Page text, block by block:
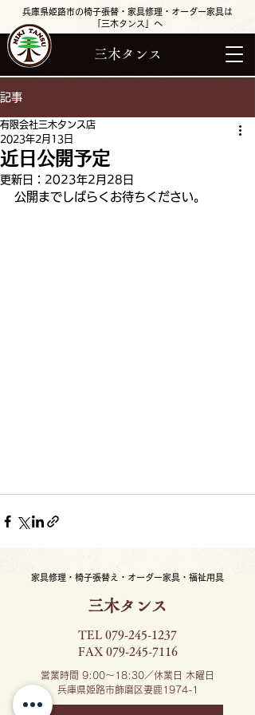
三木タンス
兵庫県姫路市の椅子張替・家具修理・オーダー家具は
「三木タンス」へ
記事
近日公開予定
有限会社三木タンス店
2023年2月13日
更新日： 2023年2月28日
公開までしばらくお待ちください。
家具修理・椅子張替え・オーダー家具・福祉用具
三木タンス
TEL 079-245-1237
FAX 079-245-7116
営業時間 9:00～18:30／休業日 木曜日
兵庫県姫路市飾磨区妻鹿1974-1